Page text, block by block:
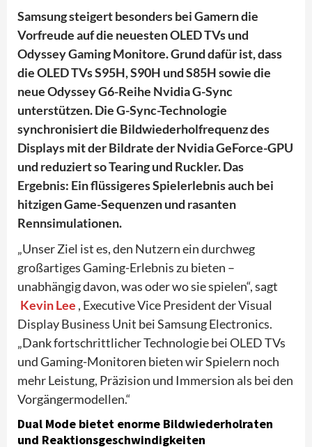
Samsung steigert besonders bei Gamern die
Vorfreude auf die neuesten OLED TVs und
Odyssey Gaming Monitore. Grund dafür ist, dass
die OLED TVs S95H, S90H und S85H sowie die
neue Odyssey G6-Reihe Nvidia G-Sync
unterstützen. Die G-Sync-Technologie
synchronisiert die Bildwiederholfrequenz des
Displays mit der Bildrate der Nvidia GeForce-GPU
und reduziert so Tearing und Ruckler. Das
Ergebnis: Ein flüssigeres Spielerlebnis auch bei
hitzigen Game-Sequenzen und rasanten
Rennsimulationen.
„Unser Ziel ist es, den Nutzern ein durchweg
großartiges Gaming-Erlebnis zu bieten –
unabhängig davon, was oder wo sie spielen“, sagt
Kevin Lee , Executive Vice President der Visual
Display Business Unit bei Samsung Electronics.
„Dank fortschrittlicher Technologie bei OLED TVs
und Gaming-Monitoren bieten wir Spielern noch
mehr Leistung, Präzision und Immersion als bei den
Vorgängermodellen.“
Dual Mode bietet enorme Bildwiederholraten
und Reaktionsgeschwindigkeiten